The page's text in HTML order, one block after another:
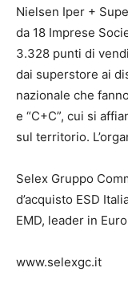
Nielsen Iper +
da 18 Imprese
3.328 punti di
dai superstore ai
nazionale che
e “C+C”, cui si
sul territorio.
Selex Gruppo
d’acquisto ESD
EMD, leader in
www.selexgc.it